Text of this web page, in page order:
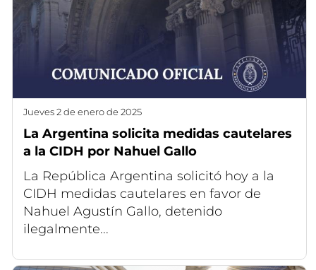
jueves 2 de enero de 2025
La Argentina solicita medidas cautelares
a la CIDH por Nahuel Gallo
La República Argentina solicitó hoy a la
CIDH medidas cautelares en favor de
Nahuel Agustín Gallo, detenido
ilegalmente...